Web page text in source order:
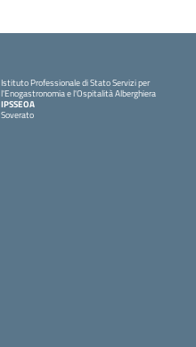
Istituto Professionale di Stato Servizi per
l'Enogastronomia e l'Ospitalità Alberghiera
IPSSEOA
Soverato